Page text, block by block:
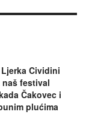
Cividini
festival
Čakovec i
plućima